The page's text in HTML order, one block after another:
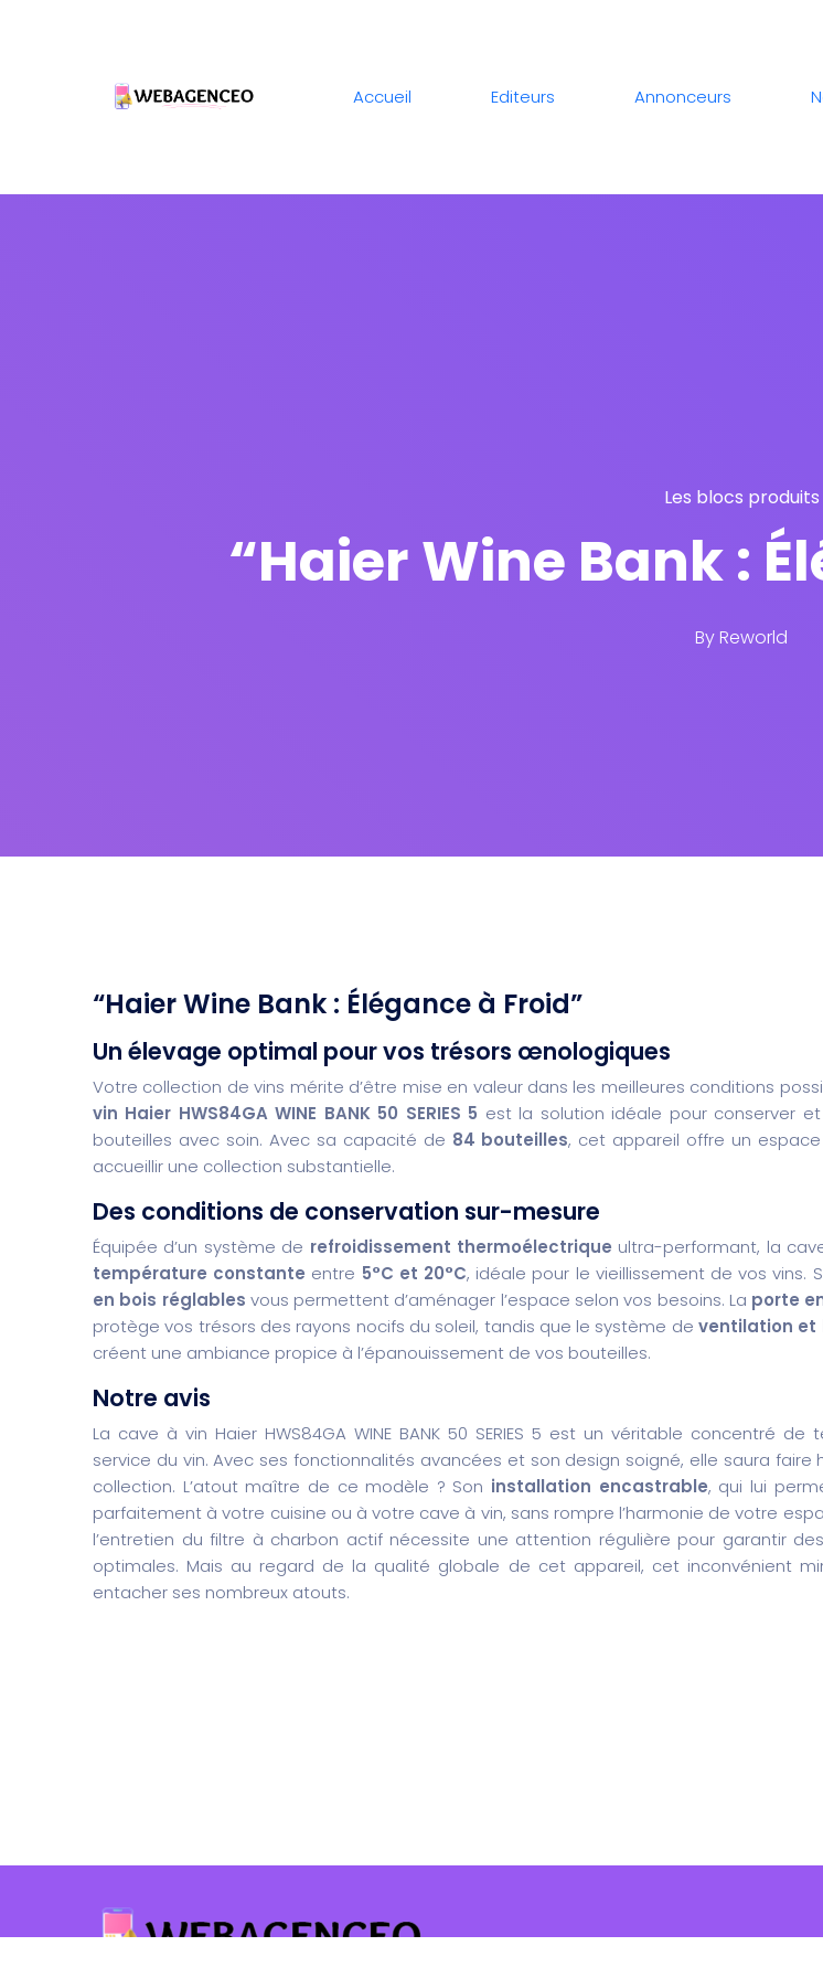
Accueil Editeurs Annonceurs
Les blocs produits
“Haier Wine Bank :
ByReworld
“Haier Wine Bank : Élégance à Froid”
Un élevage optimal pour vos trésors œnologiques
Votre collection de vins mérite d’être mise en valeur dans les meilleures conditions
vin Haier HWS84GA WINE BANK 50 SERIES 5 est la solution idéale pour conserver et
bouteilles avec soin. Avec sa capacité de 84 bouteilles, cet appareil offre un
accueillir une collection substantielle.
Des conditions de conservation sur-mesure
Équipée d’un système de refroidissement thermoélectrique ultra-performant, la
température constante entre 5°C et 20°C, idéale pour le vieillissement de vos vins.
en bois réglables vous permettent d’aménager l’espace selon vos besoins. La porte
protège vos trésors des rayons nocifs du soleil, tandis que le système deventilation et
créent une ambiance propice à l’épanouissement de vos bouteilles.
Notre avis
La cave à vin Haier HWS84GA WINE BANK 50 SERIES 5 est un véritable concentré de
service du vin. Avec ses fonctionnalités avancées et son design soigné, elle saura faire
collection. L’atout maître de ce modèle ? Son installation encastrable, qui lui
parfaitement à votre cuisine ou à votre cave à vin, sans rompre l’harmonie de votre
l’entretien du filtre à charbon actif nécessite une attention régulière pour garantir
optimales. Mais au regard de la qualité globale de cet appareil, cet inconvénient
entacher ses nombreux atouts.